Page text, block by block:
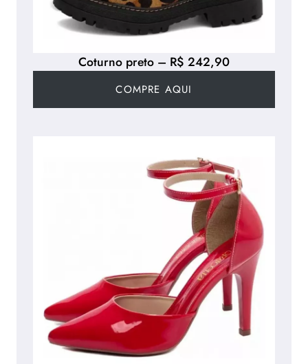
Coturno preto – R$ 242,90
COMPRE AQUI